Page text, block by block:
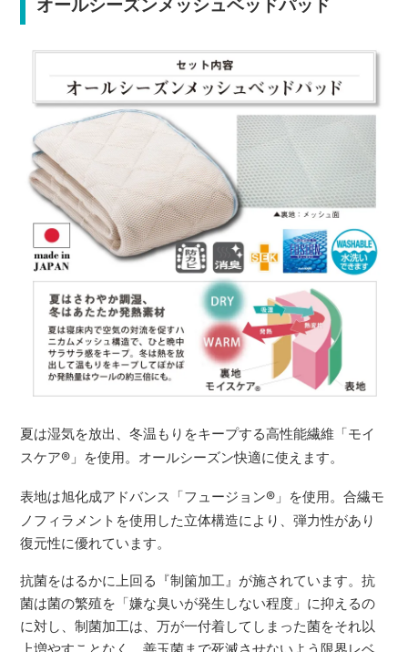
オールシーズンメッシュベッドパッド
夏は湿気を放出、冬温もりをキープする高性能繊維「モイ
スケア® 」を使用。オールシーズン快適に使えます。
表地は旭化成アドバンス「フュージョン® 」を使用。合繊モ
ノフィラメントを使用した立体構造により、弾力性があり
復元性に優れています。
抗菌をはるかに上回る『制箘加工』が施されています。抗
菌は菌の繁殖を「嫌な臭いが発生しない程度」に抑えるの
に対し、制菌加工は、万が一付着してしまった菌をそれ以
上増やすことなく、善玉菌まで死滅させないよう限界レベ